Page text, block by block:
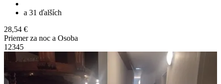
a 31 ďalších
28,54 €
Priemer za noc a Osoba
1 2345